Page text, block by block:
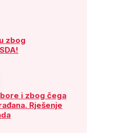
zbog
i zbog čega
Rješenje